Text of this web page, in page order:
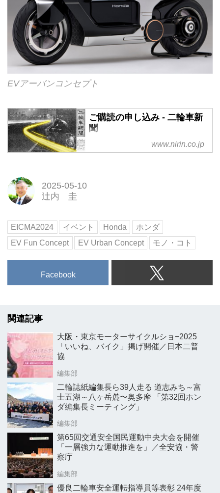
EVアーバンコンセプト
ご購読の申し込み - 二輪車新
聞
www.nirin.co.jp
2025-05-10
辻内 圭
EICMA2024 イベント Honda
ホンダ
EV Fun Concept
EV Urban Concept モノ・コト
Facebook
関連記事
大阪・東京モーターサイクルショ−2025
「いいね、バイク」掲げ開催／日本二普
協
編集部
二輪誌紙編集長ら39人走る 道志みち～富
士五湖～八ヶ岳麓〜奥多摩 「第32回ホン
ダ編集長ミーティング」
編集部
第65回交通安全国民運動中央大会を開催
「一層強力な運動推進を」／全安協・警
察庁
編集部
優良二輪車安全運転指導員等表彰 24年度